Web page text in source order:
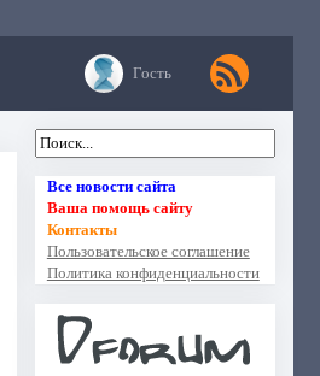
Гость
Все новости сайта
Ваша помощь сайту
Контакты
Пользовательское соглашение
Политика конфиденциальности